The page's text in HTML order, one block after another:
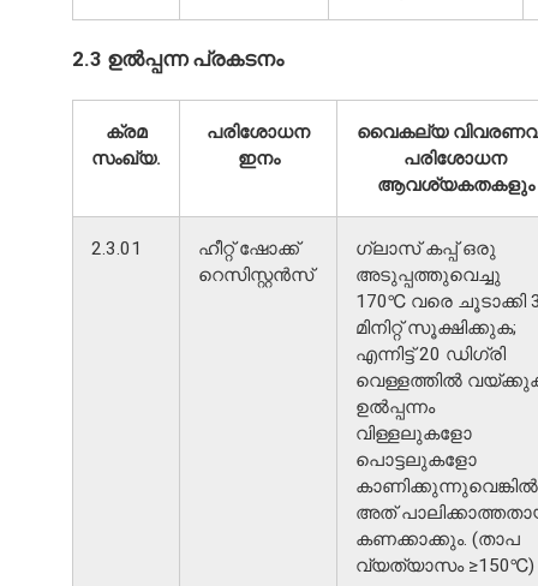
2.3 ഉൽപ്പന്ന പ്രകടനം
ക്രമ
സംഖ്യ.
പരിശോധന
ഇനം
വൈകല്യ
പരിശോധന
ആവശ്യകതകളും
2.3.01
ഹീറ്റ് ഷോക്ക്
റെസിസ്റ്റൻസ്
ഗ്ലാസ് കപ്പ് ഒരു
അടുപ്പത്തുവെച്ചു
170℃ വരെ ചൂടാക്കി
മിനിറ്റ് സൂക്ഷിക്കുക;
എന്നിട്ട് 20 ഡിഗ്രി
വെള്ളത്തിൽ
ഉൽപ്പന്നം
വിള്ളലുകളോ
പൊട്ടലുകളോ
അത്
കണക്കാക്കും. (താപ
വ്യത്യാസം ≥150℃)